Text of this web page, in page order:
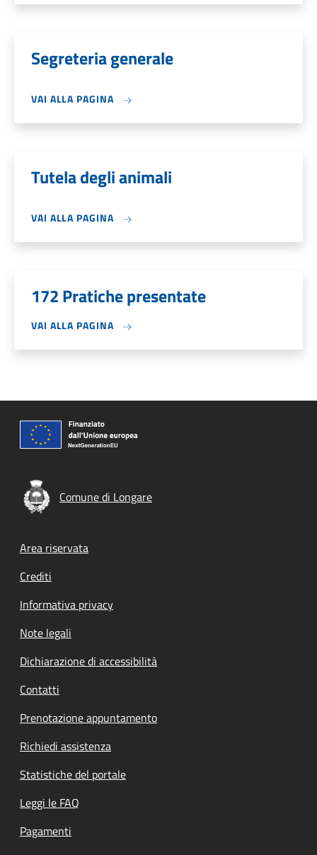
Segreteria generale
VAI ALLA PAGINA
Tutela degli animali
VAI ALLA PAGINA
172 Pratiche presentate
VAI ALLA PAGINA
Comune di Longare
Footer menu
Area riservata
Crediti
Informativa privacy
Note legali
Dichiarazione di accessibilità
Contatti
Prenotazione appuntamento
Richiedi assistenza
Statistiche del portale
Leggi le FAQ
Pagamenti